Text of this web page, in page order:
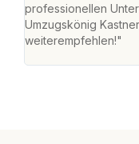
professionellen
Umzugskönig
weiterempfehlen!"